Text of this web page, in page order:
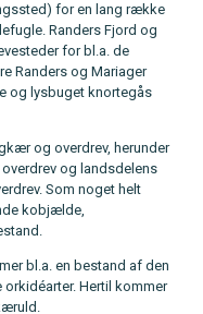
for en lang række
Randers Fjord og
for bl.a. de
Randers og Mariager
og lysbuget knortegås
og overdrev, herunder
overdrev og landsdelens
Som noget helt
kobjælde,
bl.a. en bestand af den
Hertil kommer